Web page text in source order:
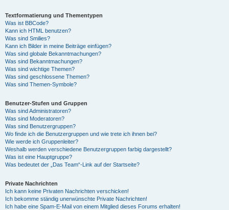
Textformatierung und Thementypen
Was ist BBCode?
Kann ich HTML benutzen?
Was sind Smilies?
Kann ich Bilder in meine Beiträge einfügen?
Was sind globale Bekanntmachungen?
Was sind Bekanntmachungen?
Was sind wichtige Themen?
Was sind geschlossene Themen?
Was sind Themen-Symbole?
Benutzer-Stufen und Gruppen
Was sind Administratoren?
Was sind Moderatoren?
Was sind Benutzergruppen?
Wo finde ich die Benutzergruppen und wie trete ich ihnen bei?
Wie werde ich Gruppenleiter?
Weshalb werden verschiedene Benutzergruppen farbig dargestellt?
Was ist eine Hauptgruppe?
Was bedeutet der „Das Team“-Link auf der Startseite?
Private Nachrichten
Ich kann keine Privaten Nachrichten verschicken!
Ich bekomme ständig unerwünschte Private Nachrichten!
Ich habe eine Spam-E-Mail von einem Mitglied dieses Forums erhalten!